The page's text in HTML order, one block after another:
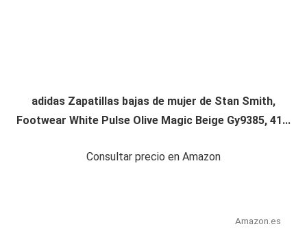
adidas Zapatillas bajas de mujer de Stan Smith,
Footwear White Pulse Olive Magic Beige Gy9385, 41...
Consultar precio en Amazon
Amazon.es